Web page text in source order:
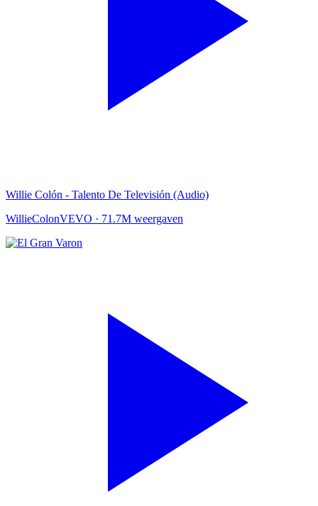
Willie Colón - Talento De Televisión (Audio)
WillieColonVEVO · 71.7M weergaven